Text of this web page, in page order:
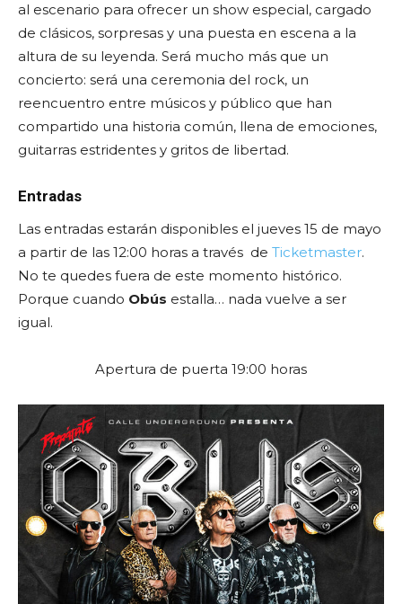
al escenario para ofrecer un show especial, cargado
de clásicos, sorpresas y una puesta en escena a la
altura de su leyenda. Será mucho más que un
concierto: será una ceremonia del rock, un
reencuentro entre músicos y público que han
compartido una historia común, llena de emociones,
guitarras estridentes y gritos de libertad.
Entradas
Las entradas estarán disponibles el jueves 15 de mayo
a partir de las 12:00 horas a través de Ticketmaster.
No te quedes fuera de este momento histórico.
Porque cuando Obús estalla… nada vuelve a ser
igual.
Apertura de puerta 19:00 horas